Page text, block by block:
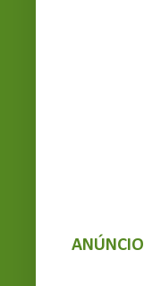
ANÚNCIO